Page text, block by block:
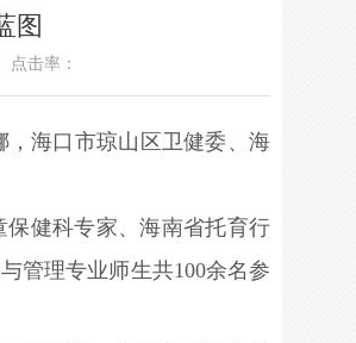
图
点击率：
，海口市琼山区卫健委、海
健科专家、海南省托育行
管理专业师生共100余名参